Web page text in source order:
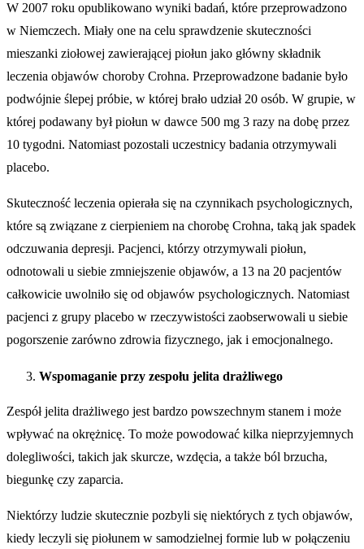
W 2007 roku opublikowano wyniki badań, które przeprowadzono
w Niemczech. Miały one na celu sprawdzenie skuteczności
mieszanki ziołowej zawierającej piołun jako główny składnik
leczenia objawów choroby Crohna. Przeprowadzone badanie było
podwójnie ślepej próbie, w której brało udział 20 osób. W grupie, w
której podawany był piołun w dawce 500 mg 3 razy na dobę przez
10 tygodni. Natomiast pozostali uczestnicy badania otrzymywali
placebo.
Skuteczność leczenia opierała się na czynnikach psychologicznych,
które są związane z cierpieniem na chorobę Crohna, taką jak spadek
odczuwania depresji. Pacjenci, którzy otrzymywali piołun,
odnotowali u siebie zmniejszenie objawów, a 13 na 20 pacjentów
całkowicie uwolniło się od objawów psychologicznych. Natomiast
pacjenci z grupy placebo w rzeczywistości zaobserwowali u siebie
pogorszenie zarówno zdrowia fizycznego, jak i emocjonalnego.
Wspomaganie przy zespołu jelita drażliwego
Zespół jelita drażliwego jest bardzo powszechnym stanem i może
wpływać na okrężnicę. To może powodować kilka nieprzyjemnych
dolegliwości, takich jak skurcze, wzdęcia, a także ból brzucha,
biegunkę czy zaparcia.
Niektórzy ludzie skutecznie pozbyli się niektórych z tych objawów,
kiedy leczyli się piołunem w samodzielnej formie lub w połączeniu